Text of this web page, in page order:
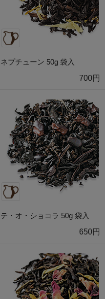
ネプチューン 50g 袋入
700円
テ・オ・ショコラ 50g 袋入
650円